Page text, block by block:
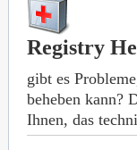
Anwendungen
beschädigen,
werden. In
dass Ihr PC
Sollte
Registry
gibt es
beheben kann?
Ihnen, das
direkt zu